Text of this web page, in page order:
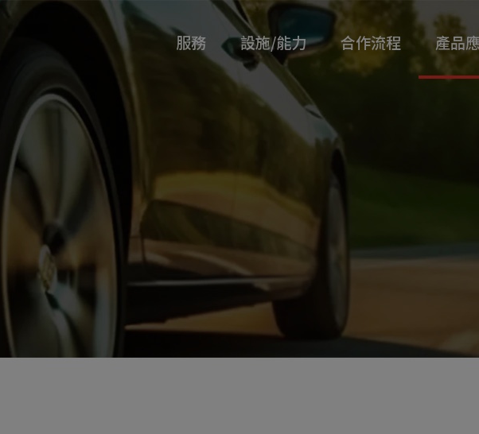
服務 設施/能力 合作流程 產品